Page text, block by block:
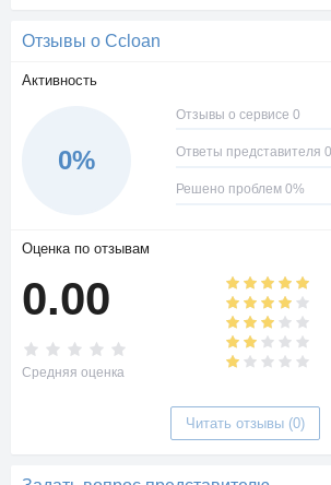
Отзывы о Ccloan
Активность
0%
Отзывы о сервисе 0
Ответы представителя 0
Решено проблем 0%
Оценка по отзывам
0.00
Средняя оценка
Читать отзывы (0)